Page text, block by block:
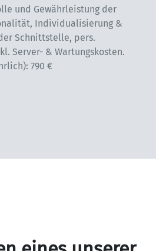
und Gewährleistung der
Individualisierung &
Schnittstelle, pers.
Server- & Wartungskosten.
790 €